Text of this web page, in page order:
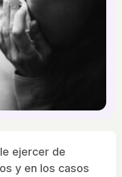
ejercer de
y en los casos